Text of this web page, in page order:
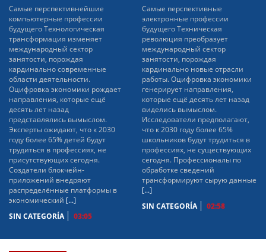
Самые перспективнейшие
компьютерные профессии
будущего Технологическая
трансформация изменяет
международный сектор
занятости, порождая
кардинально современные
области деятельности.
Оцифровка экономики рождает
направления, которые ещё
десять лет назад
представлялись вымыслом.
Эксперты ожидают, что к 2030
году более 65% детей будут
трудиться в профессиях, не
присутствующих сегодня.
Создатели блокчейн-
приложений внедряют
распределённые платформы в
экономический [...]
SIN CATEGORÍA
03:05
Самые перспективные
электронные профессии
будущего Техническая
революция преобразует
международный сектор
занятости, порождая
кардинально новые отрасли
работы. Оцифровка экономики
генерирует направления,
которые ещё десять лет назад
виделись вымыслом.
Исследователи предполагают,
что к 2030 году более 65%
школьников будут трудиться в
профессиях, не существующих
сегодня. Профессионалы по
обработке сведений
трансформируют сырую данные
[...]
SIN CATEGORÍA
02:58